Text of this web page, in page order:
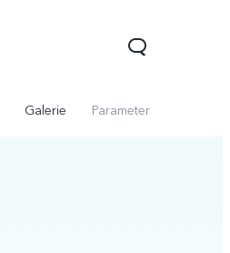
Galerie Parameter